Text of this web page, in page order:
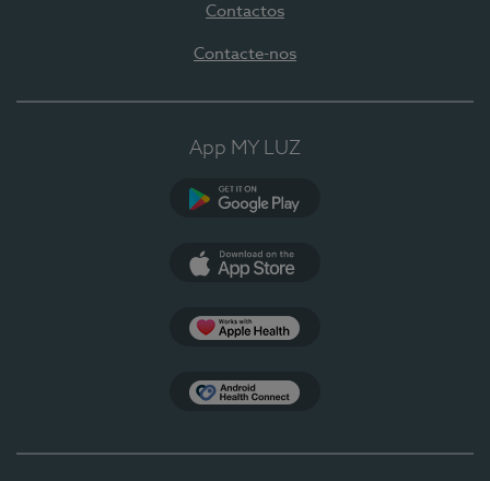
Contactos
Contacte-nos
App MY LUZ